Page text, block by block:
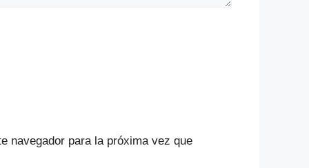
navegador para la próxima vez que